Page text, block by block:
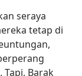
seraya
tetap di
Barak